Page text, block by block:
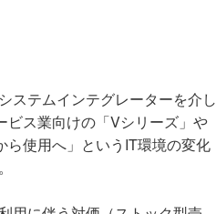
ステムインテグレーターを介し
ス業向けの「Vシリーズ」や
使用へ」というIT環境の変化